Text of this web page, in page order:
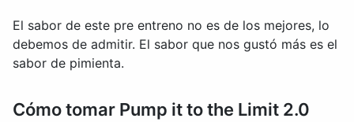
El sabor de este pre entreno no es de los mejores, lo
debemos de admitir. El sabor que nos gustó más es el
sabor de pimienta.
Cómo tomar Pump it to the Limit 2.0